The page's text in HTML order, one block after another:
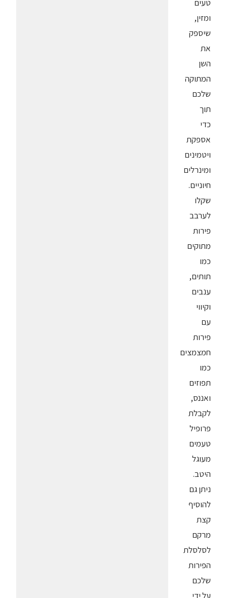
טעים
ומזין,
שיספק
את
השן
המתוקה
שלכם
תוך
כדי
אספקת
ויטמינים
ומינרלים
חיוניים.
שקלו
לערבב
פירות
מתוקים
כמו
תותים,
ענבים
וקיווי
עם
פירות
חמצמצים
כמו
תפוזים
ואננס,
לקבלת
פרופיל
טעמים
מעוגל
היטב.
ניתן גם
להוסיף
קצת
מרקם
לסלסלת
הפירות
שלכם
על ידי